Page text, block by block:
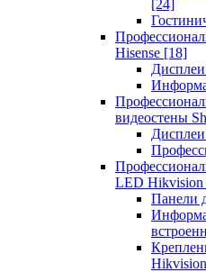
[24]
Hisense [18]
Дисплеи
видеостены
LED Hikvision
Панели
Hikvision